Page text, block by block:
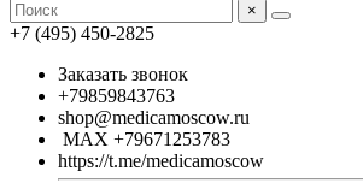
×
+7 (495) 450-2825
Заказать звонок
+79859843763
shop@medicamoscow.ru
MAX +79671253783
https://t.me/medicamoscow